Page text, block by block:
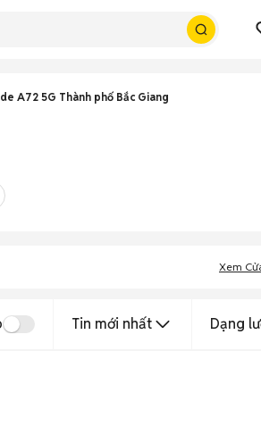
A72 5G Thành phố Bắc Giang
Xem
Tin mới nhất Dạng